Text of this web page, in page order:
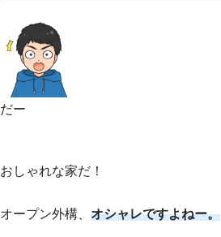
だー
おしゃれな家だ！
オープン外構、 オシャレですよねー。